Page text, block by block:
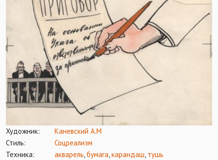
Художник:
Каневский А.М
Стиль:
Соцреализм
Техника:
акварель,бумага,карандаш, тушь